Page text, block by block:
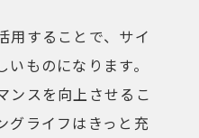
用することで、サイ
ものになります。
ンスを向上させるこ
グライフはきっと充